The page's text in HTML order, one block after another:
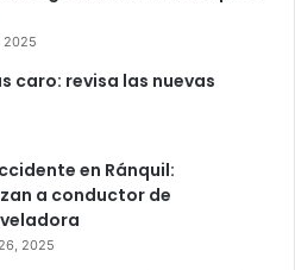
2025
caro: revisa las nuevas
en Ránquil:
a conductor de
2025